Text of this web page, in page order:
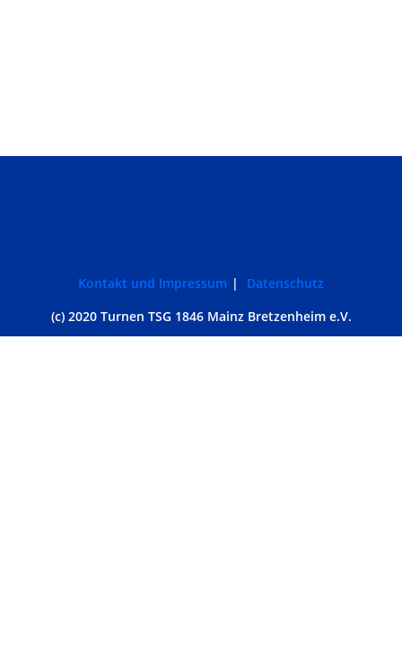
Kontakt und Impressum
Datenschutz
(c) 2020 Turnen TSG 1846 Mainz Bretzenheim e.V.